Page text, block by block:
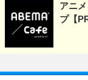
アニ
プ【